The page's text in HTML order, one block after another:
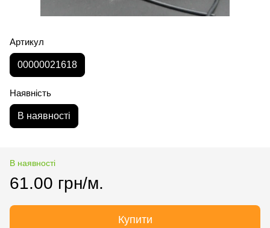
Артикул
00000021618
Наявність
В наявності
В наявності
61.00 грн/м.
Купити